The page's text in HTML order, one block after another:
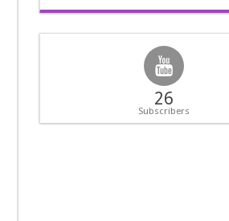
26
Subscribers